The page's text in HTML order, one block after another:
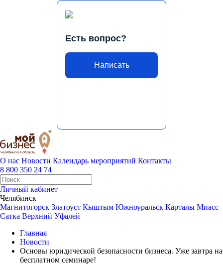
Есть вопрос?
Написать
О нас Новости Календарь мероприятий Контакты
8 800 350 24 74
Личный кабинет
Челябинск
Магнитогорск Златоуст Кыштым Южноуральск Карталы Миасс
Сатка Верхний Уфалей
Главная
Новости
Основы юридической безопасности бизнеса. Уже завтра на
бесплатном семинаре!